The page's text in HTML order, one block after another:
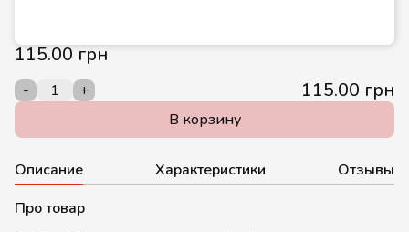
115.00 грн
- + 115.00 грн
В корзину
Описание Характеристики
Отзывы
Про товар